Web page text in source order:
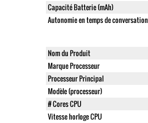
Capacité Batterie (mAh)
Autonomie en temps de conversation
Nom du Produit
Marque Processeur
Processeur Principal
Modèle (processeur)
# Cores CPU
Vitesse horloge CPU